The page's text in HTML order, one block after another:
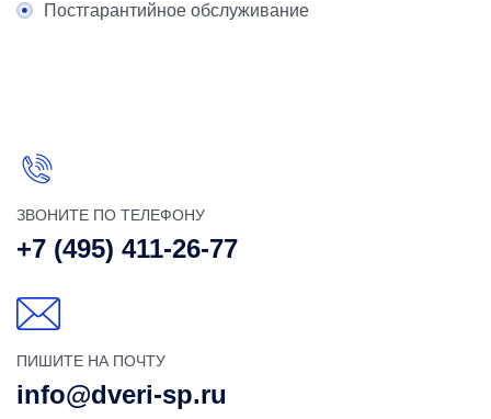
Постгарантийное обслуживание
ЗВОНИТЕ ПО ТЕЛЕФОНУ
+7 (495) 411-26-77
ПИШИТЕ НА ПОЧТУ
info@dveri-sp.ru